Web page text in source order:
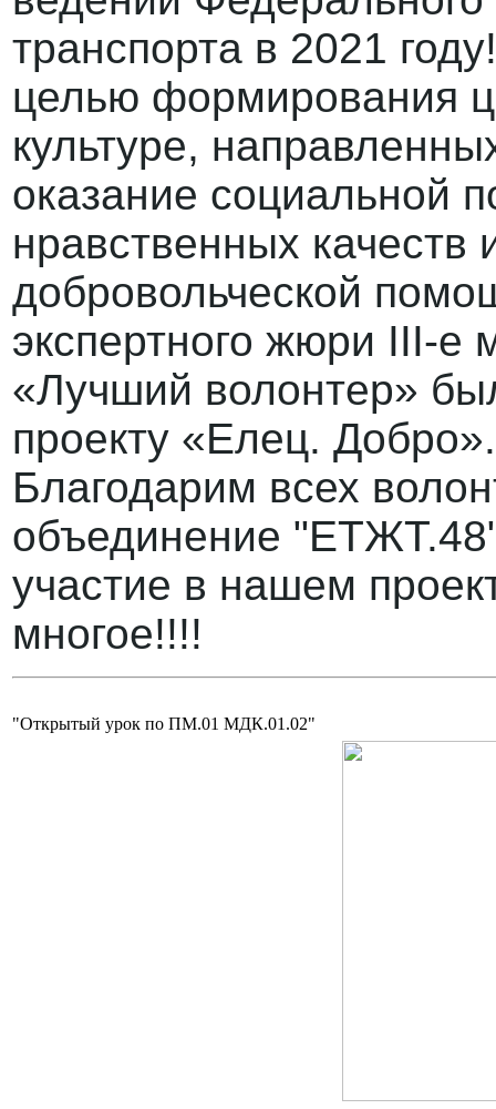
транспорта в 2021
целью формирования
культуре,
оказание социальной
нравственных качеств
добровольческой
экспертного жюри III-е
«Лучший волонтер»
проекту «Елец.
Благодарим всех
объединение
участие в нашем
многое!!!!
"Открытый урок по ПМ.01 МДК.01.02"